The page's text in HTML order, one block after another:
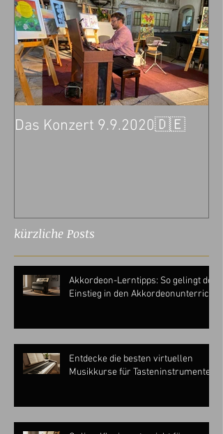
Das Konzert 9.9.2020🇩🇪
kürzliche Posts
Akkordeon-Lerntipps: So gelingt der
Einstieg in den Akkordeonunterricht
Entdecke die besten virtuellen
Musikkurse für Tasteninstrumente